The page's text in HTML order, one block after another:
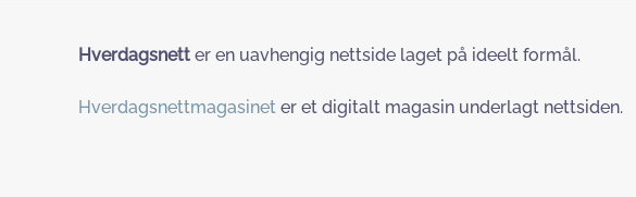
Hverdagsnett er en uavhengig nettside laget på ideelt formål.
Hverdagsnettmagasinet er et digitalt magasin underlagt nettsiden.